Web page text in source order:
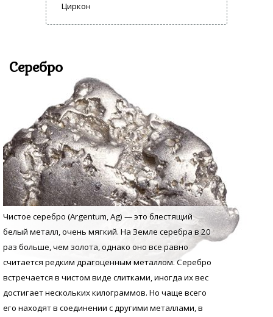
Циркон
Серебро
Чистое серебро (Argentum, Аg) — это блестящий
белый металл, очень мягкий. На Земле серебра в 20
раз больше, чем золота, однако оно все равно
считается редким драгоценным металлом. Серебро
встречается в чистом виде слитками, иногда их вес
достигает нескольких килограммов. Но чаще всего
его находят в соединении с другими металлами, в